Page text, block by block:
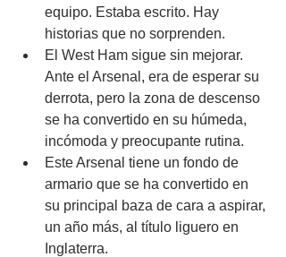
equipo. Estaba escrito. Hay
historias que no sorprenden.
El West Ham sigue sin mejorar.
Ante el Arsenal, era de esperar su
derrota, pero la zona de descenso
se ha convertido en su húmeda,
incómoda y preocupante rutina.
Este Arsenal tiene un fondo de
armario que se ha convertido en
su principal baza de cara a aspirar,
un año más, al título liguero en
Inglaterra.